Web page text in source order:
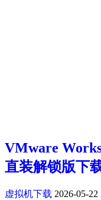
VMware
直装解锁版下
虚拟机下载 2026-05-22